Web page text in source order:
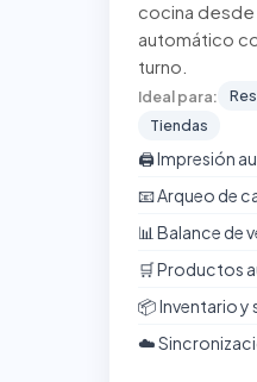
cocina desde
automático
turno.
Ideal para:
Tiendas
🖨️ Impresión
📧 Arqueo de
📊 Balance de
🛒 Productos
📦 Inventario
☁️